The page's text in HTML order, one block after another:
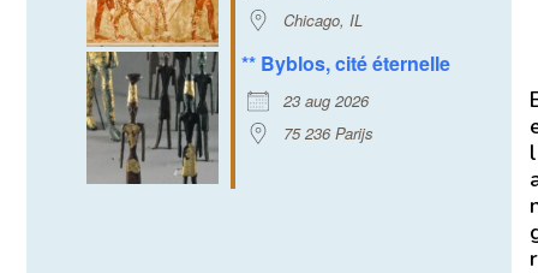
Chicago, IL
** Byblos, cité éternelle
23 aug 2026
75 236 Parijs
l
r